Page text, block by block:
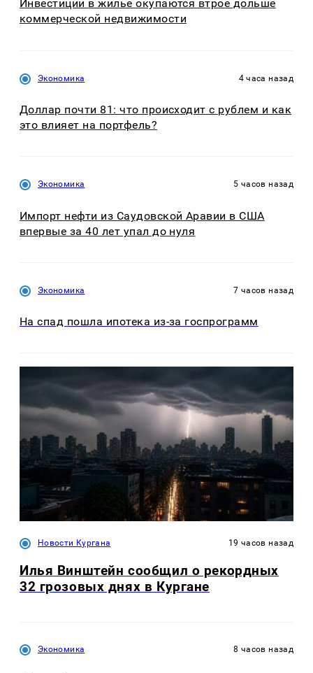
Инвестиции в жилье окупаются втрое дольше
коммерческой недвижимости
Экономика 4 часа назад
Доллар почти 81: что происходит с рублем и как
это влияет на портфель?
Экономика 5 часов назад
Импорт нефти из Саудовской Аравии в США
впервые за 40 лет упал до нуля
Экономика 7 часов назад
На спад пошла ипотека из-за госпрограмм
Новости Кургана 19 часов назад
Илья Винштейн сообщил о рекордных
32 грозовых днях в Кургане
Экономика 8 часов назад